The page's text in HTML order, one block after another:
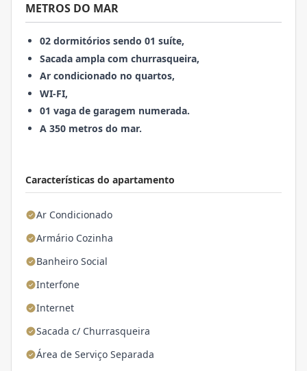
Características do apartamento
Ar Condicionado
Armário Cozinha
Banheiro Social
Interfone
Internet
Sacada c/ Churrasqueira
Área de Serviço Separada
METROS DO MAR
02 dormitórios sendo 01 suíte,
Sacada ampla com churrasqueira,
Ar condicionado no quartos,
WI-FI,
01 vaga de garagem numerada.
A 350 metros do mar.